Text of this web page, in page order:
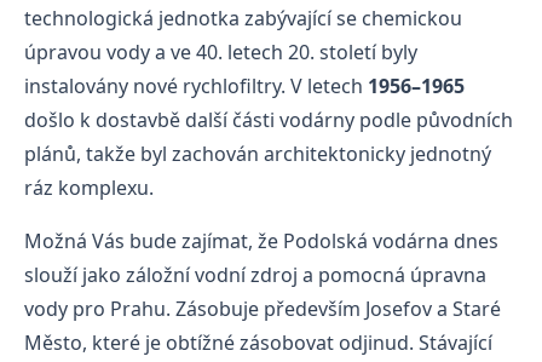
technologická jednotka zabývající se chemickou
úpravou vody a ve 40. letech 20. století byly
instalovány nové rychlofiltry. V letech 1956–1965
došlo k dostavbě další části vodárny podle původních
plánů, takže byl zachován architektonicky jednotný
ráz komplexu.
Možná Vás bude zajímat, že Podolská vodárna dnes
slouží jako záložní vodní zdroj a pomocná úpravna
vody pro Prahu. Zásobuje především Josefov a Staré
Město, které je obtížné zásobovat odjinud. Stávající